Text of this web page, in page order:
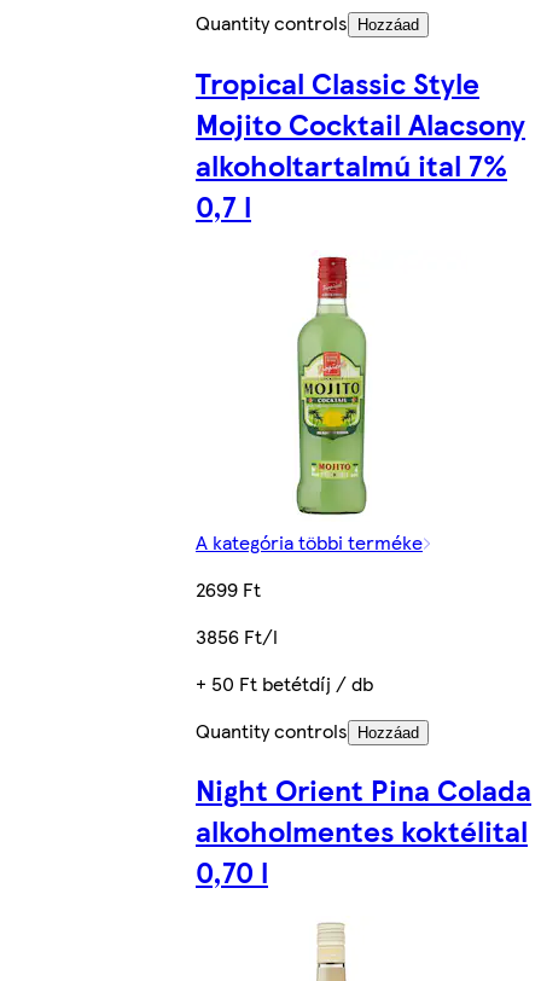
Quantity controls Hozzáad
Tropical Classic Style
Mojito Cocktail Alacsony
alkoholtartalmú ital 7%
0,7 l
A kategória többi terméke
2699 Ft
3856 Ft/l
+ 50 Ft betétdíj / db
Quantity controls
Hozzáad
Night Orient Pina Colada
alkoholmentes koktélital
0,70 l